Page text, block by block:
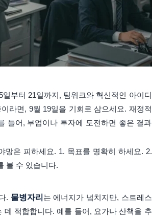
부터 21일까지, 팀워크와 혁신적인 아이디
라면, 9월 19일을 기회로 삼으세요. 재정적
들어, 부업이나 투자에 도전하면 좋은 결과
망은 피하세요. 1. 목표를 명확히 하세요. 2.
볼 수 있습니다.
. 물병자리 는 에너지가 넘치지만, 스트레스
적합합니다. 예를 들어, 요가나 산책을 추